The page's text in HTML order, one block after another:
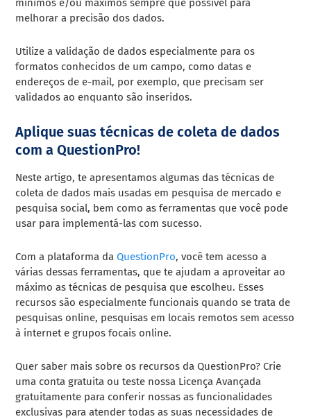
mínimos e/ou máximos sempre que possível para
melhorar a precisão dos dados.
Utilize a validação de dados especialmente para os
formatos conhecidos de um campo, como datas e
endereços de e-mail, por exemplo, que precisam ser
validados ao enquanto são inseridos.
Aplique suas técnicas de coleta de dados
com a QuestionPro!
Neste artigo, te apresentamos algumas das técnicas de
coleta de dados mais usadas em pesquisa de mercado e
pesquisa social, bem como as ferramentas que você pode
usar para implementá-las com sucesso.
Com a plataforma da QuestionPro, você tem acesso a
várias dessas ferramentas, que te ajudam a aproveitar ao
máximo as técnicas de pesquisa que escolheu. Esses
recursos são especialmente funcionais quando se trata de
pesquisas online, pesquisas em locais remotos sem acesso
à internet e grupos focais online.
Quer saber mais sobre os recursos da QuestionPro? Crie
uma conta gratuita ou teste nossa Licença Avançada
gratuitamente para conferir nossas as funcionalidades
exclusivas para atender todas as suas necessidades de